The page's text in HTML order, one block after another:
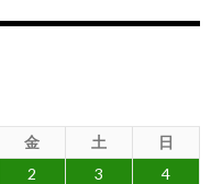
金 土
日
2 3
4